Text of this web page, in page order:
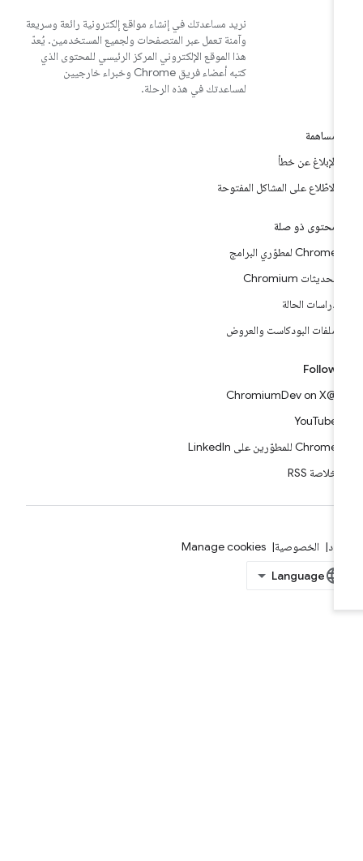
نريد مساعدتك في إنشاء مواقع إلكترونية رائعة وسريعة
وآمنة تعمل عبر المتصفحات ولجميع المستخدمين. يُعدّ
هذا الموقع الإلكتروني المركز الرئيسي للمحتوى الذي
كتبه أعضاء فريق Chrome وخبراء خارجيين
لمساعدتك في هذه الرحلة.
مساهمة
الإبلاغ عن خطأ
الاطّلاع على المشاكل المفتوحة
محتوى ذو صلة
Chrome لمطوّري البرامج
تحديثات Chromium
دراسات الحالة
ملفات البودكاست والعروض
Follow
YouTube
Chrome للمطوّرين على LinkedIn
خلاصة RSS
الخصوصية Manage cookies